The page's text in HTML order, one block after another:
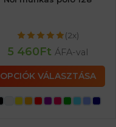
(2x)
5 460Ft ÁFA-val
OPCIÓK VÁLASZTÁSA